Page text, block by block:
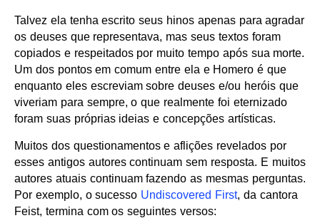
Talvez ela tenha escrito seus hinos apenas para agradar
os deuses que representava, mas seus textos foram
copiados e respeitados por muito tempo após sua morte.
Um dos pontos em comum entre ela e Homero é que
enquanto eles escreviam sobre deuses e/ou heróis que
viveriam para sempre, o que realmente foi eternizado
foram suas próprias ideias e concepções artísticas.
Muitos dos questionamentos e aflições revelados por
esses antigos autores continuam sem resposta. E muitos
autores atuais continuam fazendo as mesmas perguntas.
Por exemplo, o sucesso Undiscovered First, da cantora
Feist, termina com os seguintes versos: